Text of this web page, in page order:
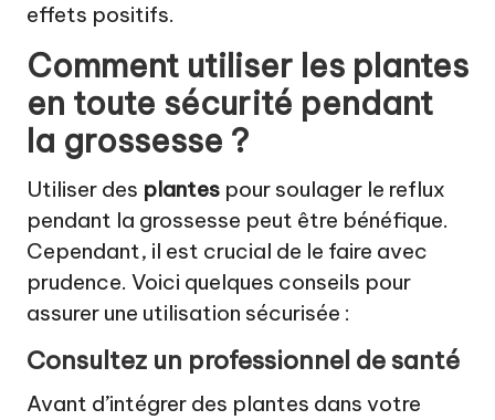
effets positifs.
Comment utiliser les plantes
en toute sécurité pendant
la grossesse ?
Utiliser des plantes pour soulager le reflux
pendant la grossesse peut être bénéfique.
Cependant, il est crucial de le faire avec
prudence. Voici quelques conseils pour
assurer une utilisation sécurisée :
Consultez un professionnel de santé
Avant d’intégrer des plantes dans votre